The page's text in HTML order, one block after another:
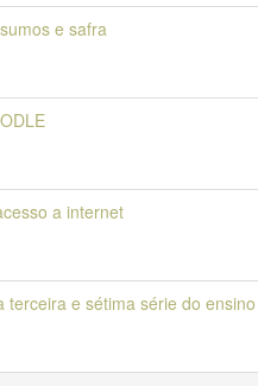
e safra
a internet
e sétima série do ensino